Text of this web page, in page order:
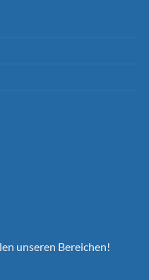
unseren Bereichen!